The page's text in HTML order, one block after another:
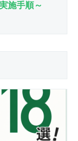
施手順～